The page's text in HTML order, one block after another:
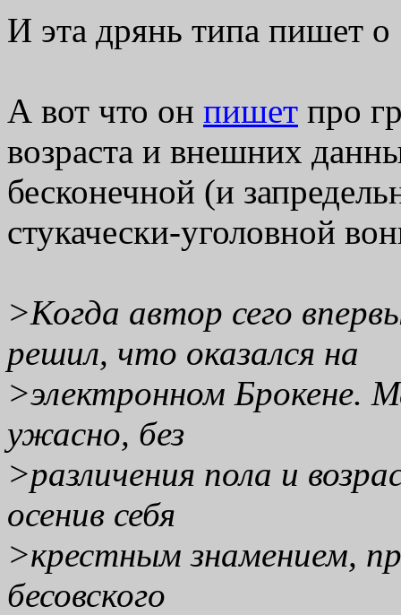
И эта дрянь типа пишет о
А вот что он пишет про
возраста и внешних
бесконечной (и
стукачески-уголовной
>Когда автор сего
решил, что оказался на
>электронном Брокене.
ужасно, без
>различения пола и
осенив себя
>крестным знамением,
бесовского